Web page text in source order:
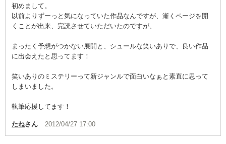
初めまして。
以前よりずーっと気になっていた作品なんですが、漸くページを開
くことが出来、完読させていただいたのですが、
まったく予想がつかない展開と、シュールな笑いありで、良い作品
に出会えたと思ってます！
笑いありのミステリーって新ジャンルで面白いなぁと素直に思って
しまいました。
執筆応援してます！
たねさん 2012/04/27 17:00